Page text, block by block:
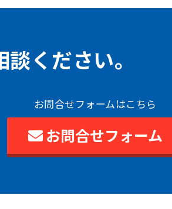
ください。
お問合せフォームはこちら
お問合せフォーム